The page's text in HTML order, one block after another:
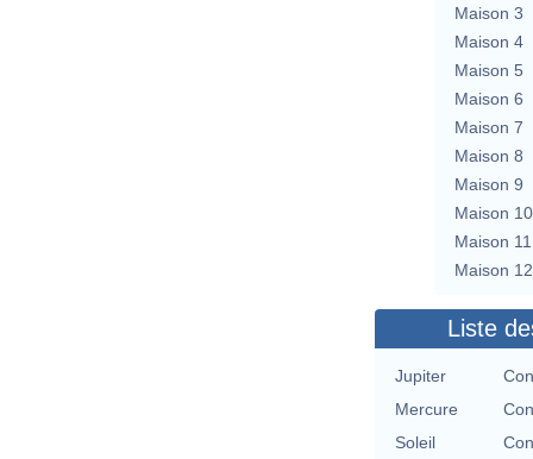
Maison 3
Maison 4
Maison 5
Maison 6
Maison 7
Maison 8
Maison 9
Maison 10
Maison 11
Maison 12
Liste
Jupiter
Mercure
Soleil